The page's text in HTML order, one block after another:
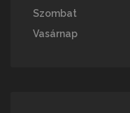
Szombat
Vasárnap